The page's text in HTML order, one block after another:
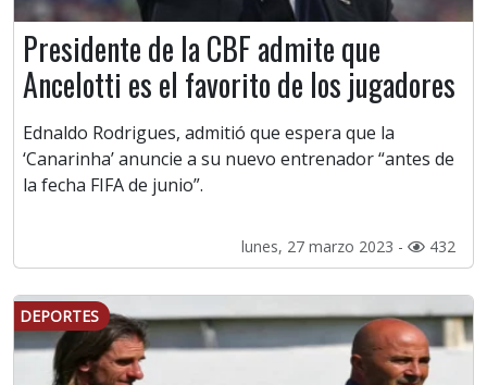
Presidente de la CBF admite que
Ancelotti es el favorito de los jugadores
Ednaldo Rodrigues, admitió que espera que la
‘Canarinha’ anuncie a su nuevo entrenador “antes de
la fecha FIFA de junio”.
lunes, 27 marzo 2023 - 432
DEPORTES